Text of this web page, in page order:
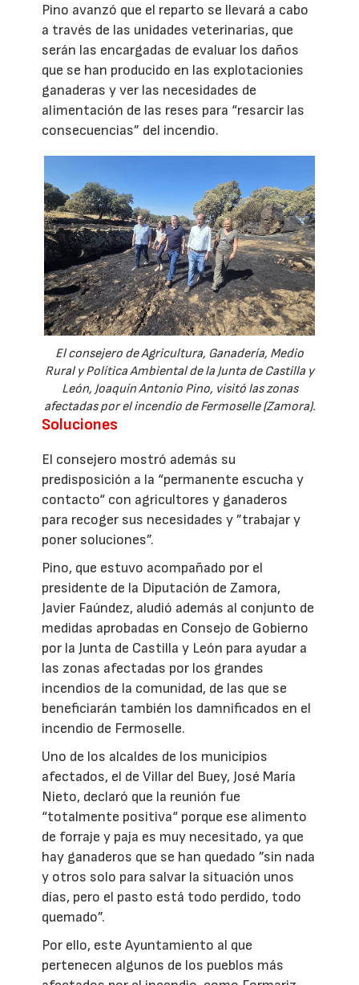
Pino avanzó que el reparto se llevará a cabo
a través de las unidades veterinarias, que
serán las encargadas de evaluar los daños
que se han producido en las explotacionies
ganaderas y ver las necesidades de
alimentación de las reses para “resarcir las
consecuencias” del incendio.
El consejero de Agricultura, Ganadería, Medio
Rural y Política Ambiental de la Junta de Castilla y
León, Joaquín Antonio Pino, visitó las zonas
afectadas por el incendio de Fermoselle (Zamora).
Soluciones
El consejero mostró además su
predisposición a la “permanente escucha y
contacto“ con agricultores y ganaderos
para recoger sus necesidades y ”trabajar y
poner soluciones”.
Pino, que estuvo acompañado por el
presidente de la Diputación de Zamora,
Javier Faúndez, aludió además al conjunto de
medidas aprobadas en Consejo de Gobierno
por la Junta de Castilla y León para ayudar a
las zonas afectadas por los grandes
incendios de la comunidad, de las que se
beneficiarán también los damnificados en el
incendio de Fermoselle.
Uno de los alcaldes de los municipios
afectados, el de Villar del Buey, José María
Nieto, declaró que la reunión fue
“totalmente positiva“ porque ese alimento
de forraje y paja es muy necesitado, ya que
hay ganaderos que se han quedado ”sin nada
y otros solo para salvar la situación unos
días, pero el pasto está todo perdido, todo
quemado”.
Por ello, este Ayuntamiento al que
pertenecen algunos de los pueblos más